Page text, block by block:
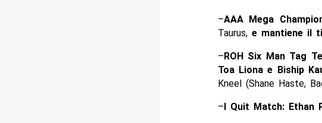
–AAA Mega
Taurus,e mantiene il
–ROH Six Man Tag
Toa Liona e Biship
Kneel (Shane Haste,
–I Quit Match: Ethan